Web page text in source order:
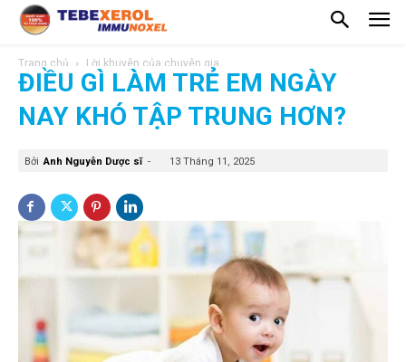
Trang chủ Lời khuyên của chuyên gia
ĐIỀU GÌ LÀM TRẺ EM NGÀY
NAY KHÓ TẬP TRUNG HƠN?
Bởi Anh Nguyễn Dược sĩ - 13 Tháng 11, 2025